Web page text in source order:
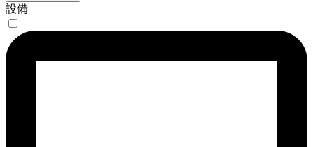
設備